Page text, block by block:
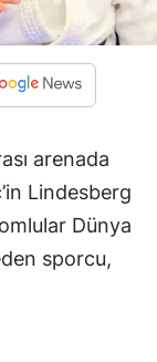
arenada
Lindesberg
Dünya
sporcu,